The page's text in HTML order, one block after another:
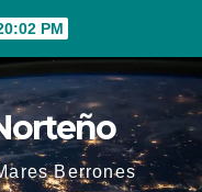
PM
Berrones